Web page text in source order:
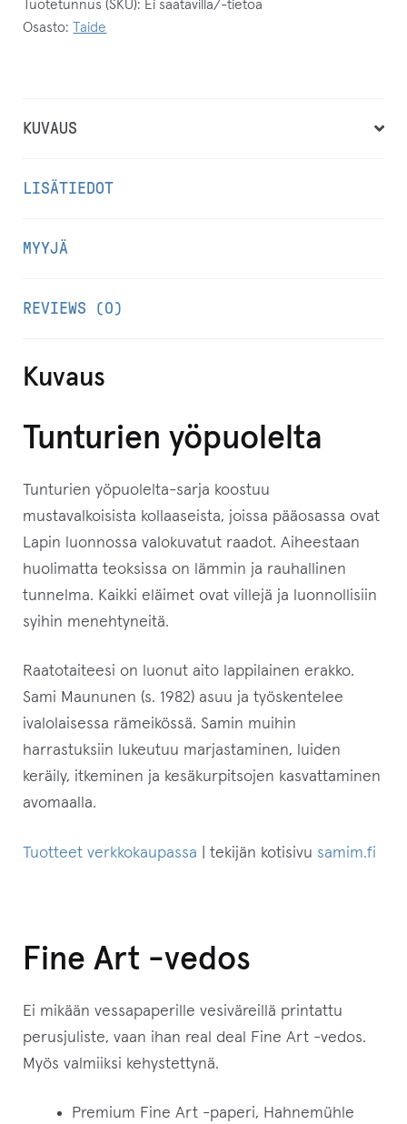
(Vole
II
-
määrä
Tuotetunnus (SKU): Ei saatavilla/-tietoa
Osasto:Taide
KUVAUS
LISÄTIEDOT
MYYJÄ
REVIEWS (0)
Kuvaus
Tunturien yöpuolelta
Tunturien yöpuolelta-sarja koostuu
mustavalkoisista kollaaseista, joissa pääosassa ovat
Lapin luonnossa valokuvatut raadot. Aiheestaan
huolimatta teoksissa on lämmin ja rauhallinen
tunnelma. Kaikki eläimet ovat villejä ja luonnollisiin
syihin menehtyneitä.
Raatotaiteesi on luonut aito lappilainen erakko.
Sami Maununen (s. 1982) asuu ja työskentelee
ivalolaisessa rämeikössä. Samin muihin
harrastuksiin lukeutuu marjastaminen, luiden
keräily, itkeminen ja kesäkurpitsojen kasvattaminen
avomaalla.
Tuotteet verkkokaupassa | tekijän kotisivu samim.fi
Fine Art -vedos
Ei mikään vessapaperille vesiväreillä printattu
perusjuliste, vaan ihan real deal Fine Art -vedos.
Myös valmiiksi kehystettynä.
Premium Fine Art -paperi, Hahnemühle